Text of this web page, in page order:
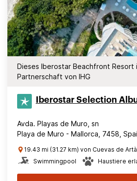
Dieses Iberostar Beachfront Resort
Partnerschaft von IHG
Iberostar Selection​
Avda. Playas de Muro, sn
Playa de Muro - Mallorca, 7458,
19.43 mi (31.27 km) von Cuevas de
Swimmingpool
Haustiere